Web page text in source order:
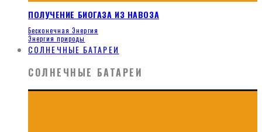
ПОЛУЧЕНИЕ БИОГАЗА ИЗ НАВОЗА
Бесконечная Энергия
Энергия природы
СОЛНЕЧНЫЕ БАТАРЕИ
СОЛНЕЧНЫЕ БАТАРЕИ